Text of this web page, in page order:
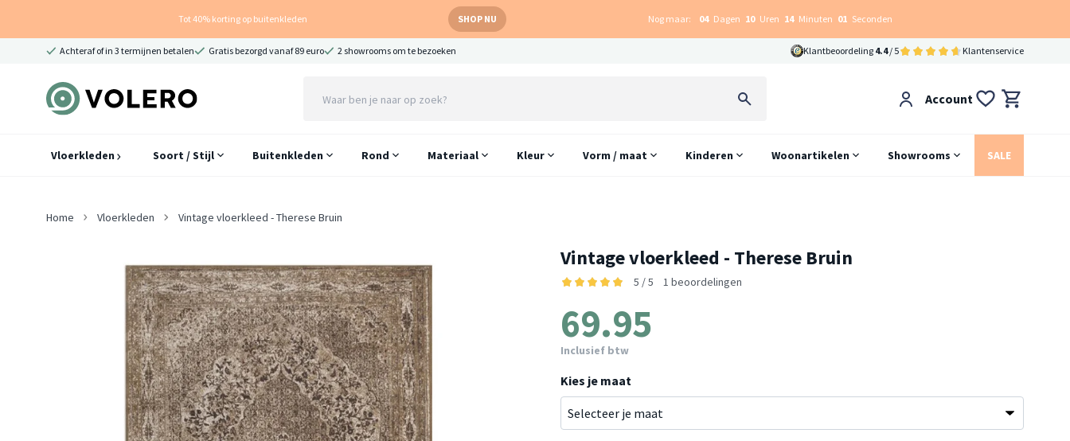
Tot 40% korting op buitenkleden SHOP NU Nog maar: 04 Dagen 10 Uren 14 Minuten 00 Seconden
Achteraf of in 3 termijnen betalen Gratis bezorgd vanaf 89 euro 2 showrooms om te bezoeken Klantbeoordeling 4.4/ 5 Klantenservice
Account
Vloerkleden Soort / Stijl Buitenkleden Rond Materiaal Kleur Vorm / maat Kinderen Woonartikelen Showrooms SALE
Home Vloerkleden Vintage vloerkleed - Therese Bruin
Vintage vloerkleed - Therese Bruin
5 / 5 1 beoordelingen
69.95
Inclusief btw
Kies je maat